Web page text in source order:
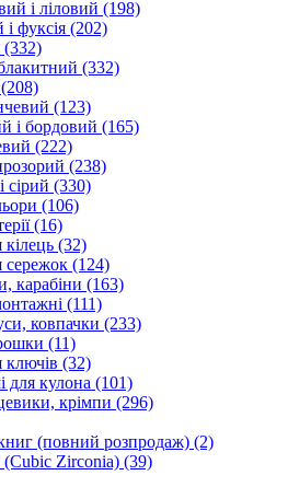
і ліловий (198)
фуксія (202)
(332)
(332)
(208)
(123)
і бордовий (165)
(222)
(238)
сірий (330)
(106)
(16)
(32)
сережок (124)
карабіни (163)
(111)
ковпачки (233)
(11)
ключів (32)
для кулона (101)
крімпи (296)
(повний розпродаж) (2)
Zirconia) (39)